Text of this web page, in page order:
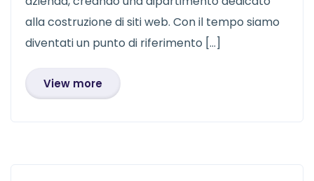
alla costruzione di siti web. Con il tempo siamo
diventati un punto di riferimento […]
View more